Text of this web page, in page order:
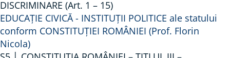
A
Ț
I
DISCRIMINARE (Art. 1 – 15)
EDUCAȚIE CIVICĂ - INSTITUȚII POLITICE ale statului
conform CONSTITUȚIEI ROMÂNIEI (Prof. Florin
Nicola)